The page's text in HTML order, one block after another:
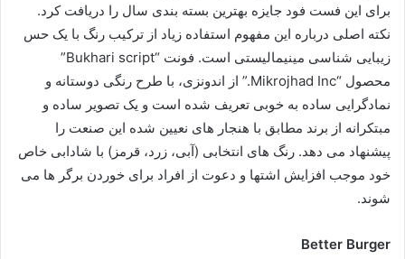
برای این فست فود جایزه بهترین بسته بندی سال را دریافت کرد.
نکته اصلی درباره این مفهوم استفاده زیاد از ترکیب رنگ با یک حس
زیبایی شناسی مینیمالیستی است. فونت “Bukhari script”
محصول “Mikrojhad Inc.” از اندونزی، با طرح رنگی دوستانه و
نمادگرایی ساده به خوبی تعریف شده است و یک تصویر ساده و
مبتکرانه از برند مطابق با هنجار های نعیین شده این صنعت را
پیشنهاد می دهد. رنگ های انتخابی (آبی، زرد، قرمز) با شادابی خاص
خود موجب افزایش اشتها و دعوت از افراد برای خوردن برگر ها می
شوند.
Better Burger